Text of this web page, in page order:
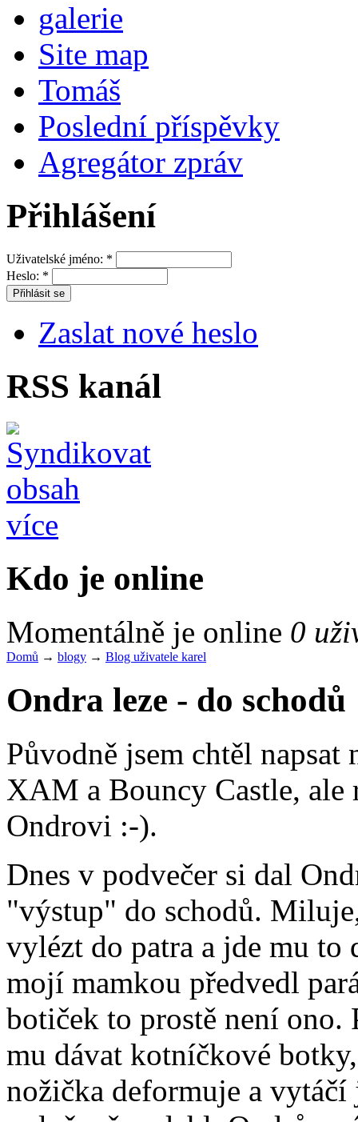
galerie
Site map
Tomáš
Poslední příspěvky
Agregátor zpráv
Přihlášení
Uživatelské jméno: *
Heslo: *
Zaslat nové heslo
RSS kanál
více
Kdo je online
Momentálně je online 0
Domů → blogy → Blog uživatele karel
Ondra leze - do schodů
Původně jsem chtěl napsat
XAM a Bouncy Castle, ale
Ondrovi :-).
Dnes v podvečer si dal
"výstup" do schodů.
vylézt do patra a jde mu to
mojí mamkou předvedl
botiček to prostě není ono.
mu dávat kotníčkové
nožička deformuje a